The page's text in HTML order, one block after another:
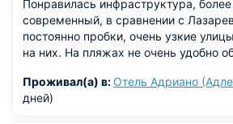
принимает международный аэропорт
расположенный прямо в Адлерском
ежедневно прибывают самолеты со
найти выгодные билеты, бронируйте их
месяцев до вылета.
Железнодорожный транспорт
Понравилась инфраструктура,
современный, в сравнении с Лазаревским,
постоянно пробки, очень узкие
на них. На пляжах не очень удобно
Проживал(а) в: Отель Адриано
дней)